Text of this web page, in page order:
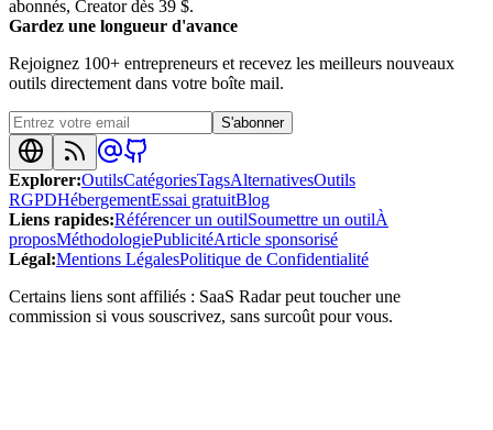
abonnés, Creator dès 39 $.
Gardez une longueur d'avance
Rejoignez 100+ entrepreneurs et recevez les meilleurs nouveaux
outils directement dans votre boîte mail.
S'abonner
Explorer:OutilsCatégoriesTagsAlternativesOutils
RGPDHébergementEssai gratuitBlog
Liens rapides:Référencer un outilSoumettre un outilÀ
proposMéthodologiePublicitéArticle sponsorisé
Légal:Mentions LégalesPolitique de Confidentialité
Certains liens sont affiliés : SaaS Radar peut toucher une
commission si vous souscrivez, sans surcoût pour vous.